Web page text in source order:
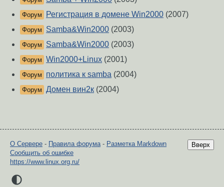
Форум Регистрация в домене Win2000 (2007)
Форум Samba&Win2000 (2003)
Форум Samba&Win2000 (2003)
Форум Win2000+Linux (2001)
Форум политика к samba (2004)
Форум Домен вин2к (2004)
Вверх
О Сервере - Правила форума- Разметка Markdown
Сообщить об ошибке
https://www.linux.org.ru/